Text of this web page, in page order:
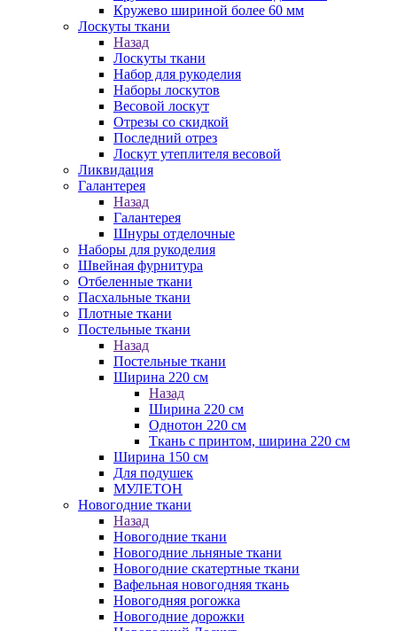
Кружево шириной более 60 мм
Лоскуты ткани
Назад
Лоскуты ткани
Набор для рукоделия
Наборы лоскутов
Весовой лоскут
Отрезы со скидкой
Последний отрез
Лоскут утеплителя весовой
Ликвидация
Галантерея
Назад
Галантерея
Шнуры отделочные
Наборы для рукоделия
Швейная фурнитура
Отбеленные ткани
Пасхальные ткани
Плотные ткани
Постельные ткани
Назад
Постельные ткани
Ширина 220 см
Назад
Ширина 220 см
Однотон 220 см
Ткань с принтом, ширина 220 см
Ширина 150 см
Для подушек
МУЛЕТОН
Новогодние ткани
Назад
Новогодние ткани
Новогодние льняные ткани
Новогодние скатертные ткани
Вафельная новогодняя ткань
Новогодняя рогожка
Новогодние дорожки